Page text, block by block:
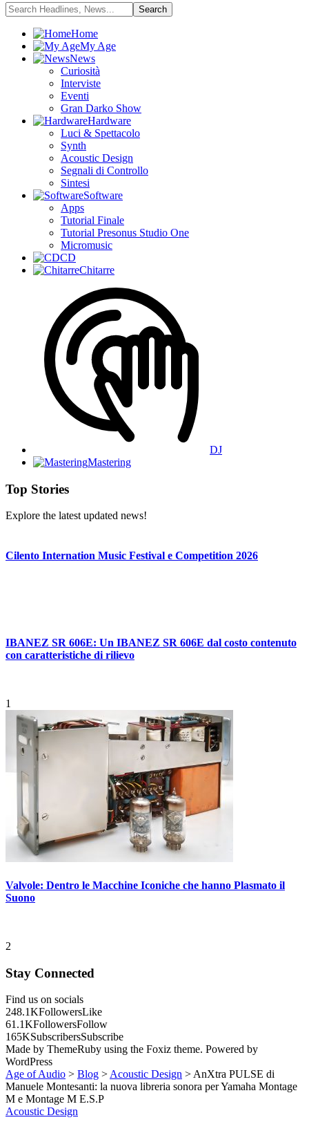
Home
My Age
News
Curiosità
Interviste
Eventi
Gran Darko Show
Hardware
Luci & Spettacolo
Synth
Acoustic Design
Segnali di Controllo
Sintesi
Software
Apps
Tutorial Finale
Tutorial Presonus Studio One
Micromusic
CD
Chitarre
DJ
Mastering
Top Stories
Explore the latest updated news!
Cilento Internation Music Festival e Competition 2026
IBANEZ SR 606E: Un IBANEZ SR 606E dal costo contenuto
con caratteristiche di rilievo
1
Valvole: Dentro le Macchine Iconiche che hanno Plasmato il
Suono
2
Stay Connected
Find us on socials
248.1KFollowersLike
61.1KFollowersFollow
165KSubscribersSubscribe
Made by ThemeRuby using the Foxiz theme. Powered by
WordPress
Age of Audio > Blog >Acoustic Design >AnXtra PULSE di
Manuele Montesanti: la nuova libreria sonora per Yamaha Montage
M e Montage M E.S.P
Acoustic Design